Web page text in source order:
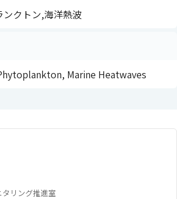
クトン,海洋熱波
Marine Heatwaves
リング推進室